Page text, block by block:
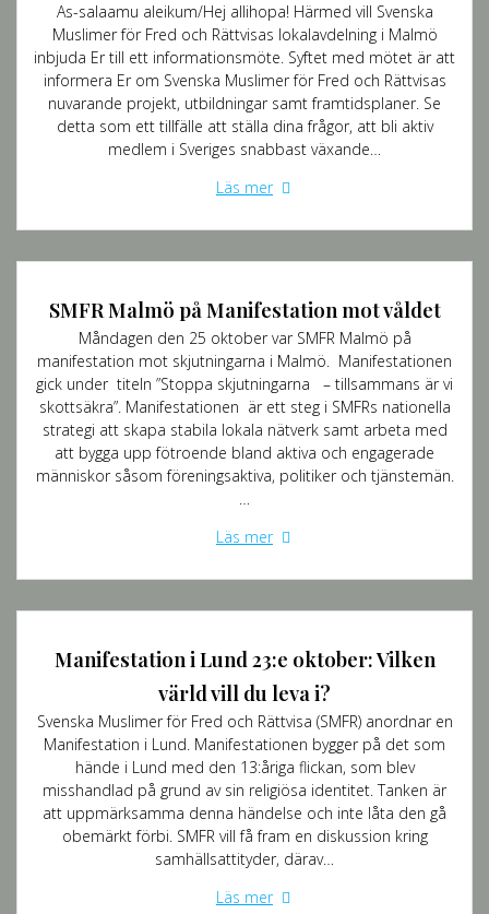
As-salaamu aleikum/Hej allihopa! Härmed vill Svenska
Muslimer för Fred och Rättvisas lokalavdelning i Malmö
inbjuda Er till ett informationsmöte. Syftet med mötet är att
informera Er om Svenska Muslimer för Fred och Rättvisas
nuvarande projekt, utbildningar samt framtidsplaner. Se
detta som ett tillfälle att ställa dina frågor, att bli aktiv
medlem i Sveriges snabbast växande…
Läs mer
SMFR Malmö på Manifestation mot våldet
Måndagen den 25 oktober var SMFR Malmö på
manifestation mot skjutningarna i Malmö. Manifestationen
gick under titeln ”Stoppa skjutningarna – tillsammans är vi
skottsäkra”. Manifestationen är ett steg i SMFRs nationella
strategi att skapa stabila lokala nätverk samt arbeta med
att bygga upp fötroende bland aktiva och engagerade
människor såsom föreningsaktiva, politiker och tjänstemän.
…
Läs mer
Manifestation i Lund 23:e oktober: Vilken
värld vill du leva i?
Svenska Muslimer för Fred och Rättvisa (SMFR) anordnar en
Manifestation i Lund. Manifestationen bygger på det som
hände i Lund med den 13:åriga flickan, som blev
misshandlad på grund av sin religiösa identitet. Tanken är
att uppmärksamma denna händelse och inte låta den gå
obemärkt förbi. SMFR vill få fram en diskussion kring
samhällsattityder, därav…
Läs mer